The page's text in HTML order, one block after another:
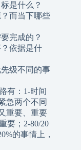
是什么？
而当下哪些
完成的？
依据是什
级不同的事
有：1-时间
急两个不同
重要、重要
要；2-80/20
的事情上，